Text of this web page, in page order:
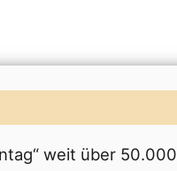
weit über 50.000